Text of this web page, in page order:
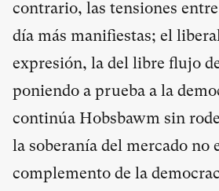
contrario, las tensiones
día más manifiestas; el
expresión, la del libre flujo
poniendo a prueba a la
continúa Hobsbawm sin
la soberanía del mercado no
complemento de la